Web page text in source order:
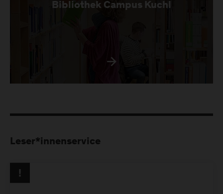
Bibliothek Campus Kuchl
Leser*innenservice